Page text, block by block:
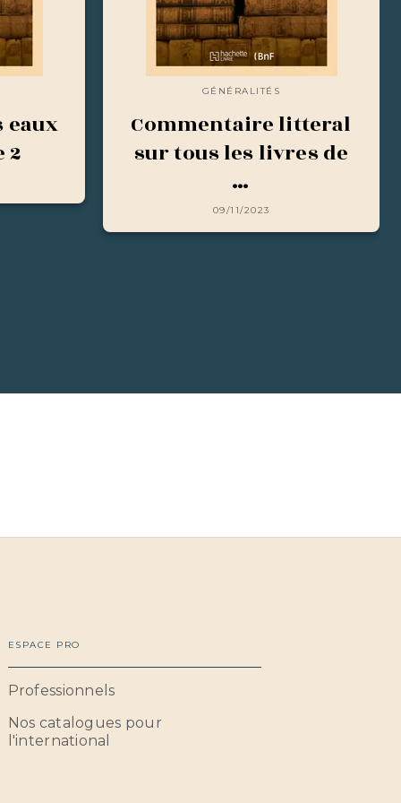
eaux
2
GÉNÉRALITÉS
Commentaire litteral
sur tous les livres de
…
09/11/2023
ESPACE PRO
Professionnels
Nos catalogues pour
l'international